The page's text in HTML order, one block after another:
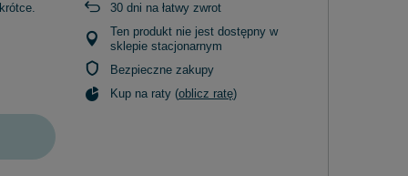
30 dni na łatwy zwrot
Ten produkt nie jest dostępny w
sklepie stacjonarnym
Bezpieczne zakupy
Kup na raty (oblicz ratę)